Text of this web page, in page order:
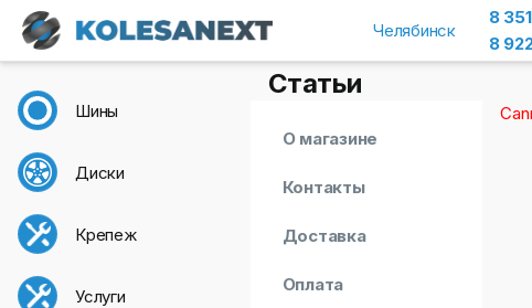
Челябинск
8
8
Шины
Диски
Крепеж
Услуги
Статьи
О магазине
Контакты
Доставка
Оплата